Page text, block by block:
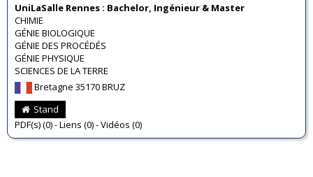
UniLaSalle Rennes : Bachelor, Ingénieur & Master
CHIMIE
GÉNIE BIOLOGIQUE
GÉNIE DES PROCÉDÉS
GÉNIE PHYSIQUE
SCIENCES DE LA TERRE
Bretagne 35170 BRUZ
Stand
PDF(s) (0) - Liens (0) - Vidéos (0)